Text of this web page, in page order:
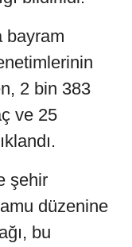
bayram
2 bin 383
ve 25
şehir
düzenine
bu